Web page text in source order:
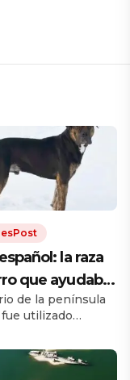
la raza
que ayudaba
y que
proceso de
de la península
utilizado
Debido a los
otras razas y a la